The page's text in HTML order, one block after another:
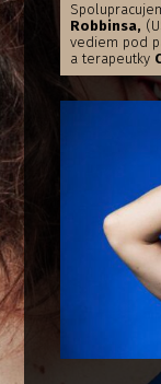
Robbinsa,
vediem pod
a terapeutky